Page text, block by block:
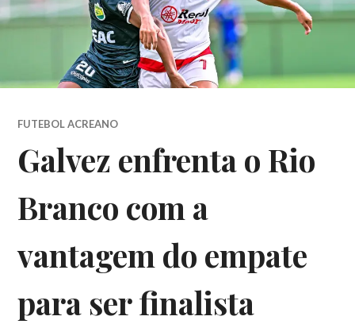
FUTEBOL ACREANO
Galvez enfrenta o Rio
Branco com a
vantagem do empate
para ser finalista